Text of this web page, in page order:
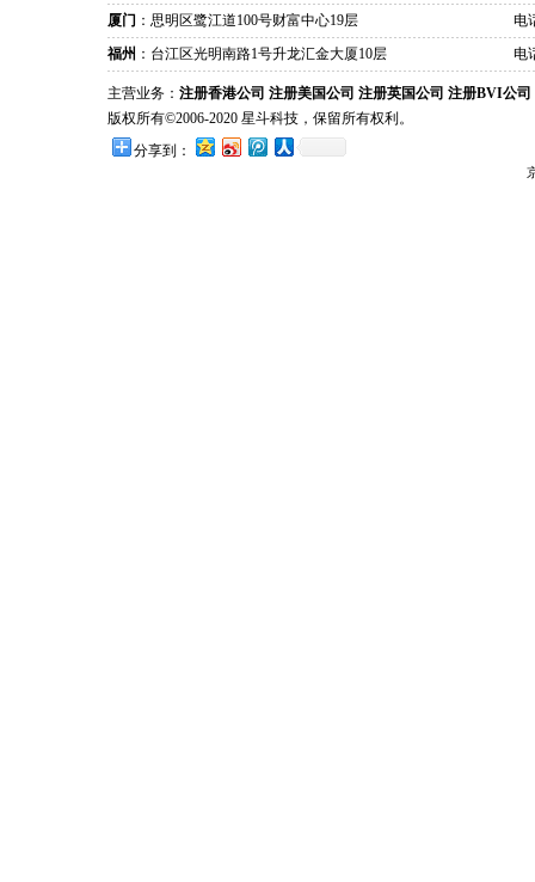
厦门 ：思明区鹭江道100号财富中心19层
电
福州 ：台江区光明南路1号升龙汇金大厦10层 电
主营业务： 注册香港公司 注册美国公司 注册英国公司 注册BVI公司
版权所有©2006-2020 星斗科技，保留所有权利。
分享到：